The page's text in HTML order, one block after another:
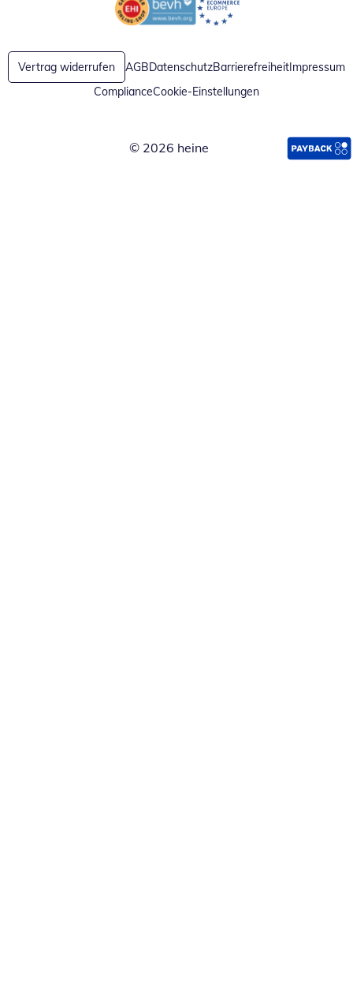
Öffnet in neuem FensterÖffnet in neuem Fenster
Vertrag widerrufen AGBDatenschutzBarrierefreiheit Impressum
ComplianceCookie-Einstellungen
© 2026 heine